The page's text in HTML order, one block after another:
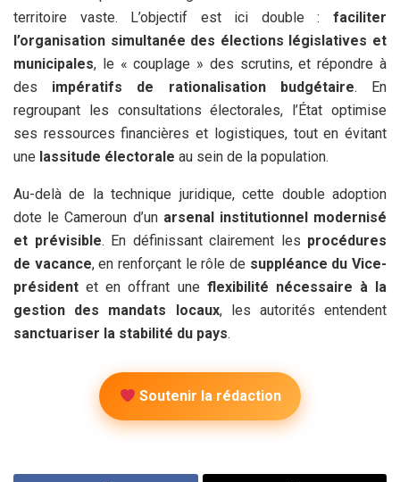
territoire vaste. L’objectif est ici double : faciliter
l’organisation simultanée des élections législatives et
municipales, le « couplage » des scrutins, et répondre à
des impératifs de rationalisation budgétaire. En
regroupant les consultations électorales, l’État optimise
ses ressources financières et logistiques, tout en évitant
une lassitude électorale au sein de la population.
Au-delà de la technique juridique, cette double adoption
dote le Cameroun d’un arsenal institutionnel modernisé
et prévisible. En définissant clairement les procédures
de vacance, en renforçant le rôle de suppléance du Vice-
président et en offrant une flexibilité nécessaire à la
gestion des mandats locaux, les autorités entendent
sanctuariser la stabilité du pays.
Soutenir la rédaction